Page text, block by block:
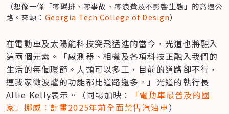
（想像一條「零碳排、零事故、零浪費及不影響生態」的高速公
路。來源： Georgia Tech College of Design）
在電動車及太陽能科技突飛猛進的當今，光道也將融入
這兩個元素。「感測器、相機及各項科技正融入我們的
生活的每個環節。人類可以多工，目前的道路卻不行，
連我家微波爐的功能都比道路還多。」光道的執行長
Allie Kelly表示。（同場加映：
「電動車最普及的國
家」挪威：計畫2025年前全面禁售汽油車）